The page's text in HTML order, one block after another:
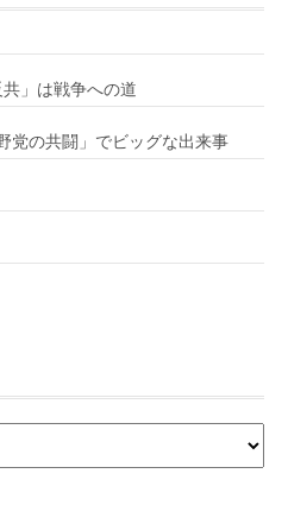
」は戦争への道
の共闘」でビッグな出来事